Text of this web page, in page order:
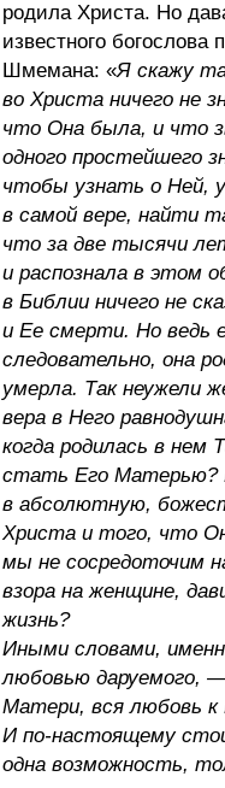
родила Христа. Но
известного богослова
Шмемана: «Я скажу
во Христа ничего не
что Она была, и что
одного простейшего
чтобы узнать о Ней,
в самой вере, найти
что за две тысячи
и распознала в этом
в Библии ничего не
и Ее смерти. Но ведь
следовательно, она
умерла. Так неужели
вера в Него
когда родилась в нем
стать Его Матерью?
в абсолютную,
Христа и того, что
мы не сосредоточим
взора на женщине,
жизнь?
Иными словами,
любовью даруемого,
Матери, вся любовь к
И по-настоящему
одна возможность,